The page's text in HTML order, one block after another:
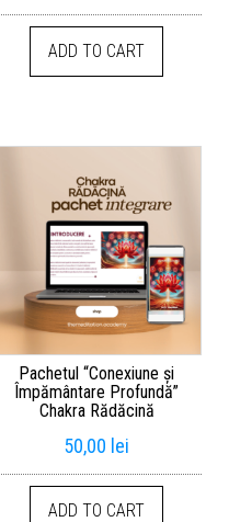
ADD TO CART
Pachetul “Conexiune și
Împământare Profundă”
Chakra Rădăcină
50,00 lei
ADD TO CART